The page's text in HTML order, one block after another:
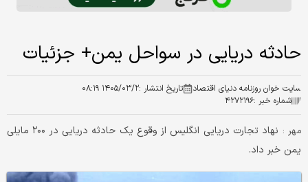
حادثه دریایی در سواحل یمن+ جزئیات
سایت خوان روزنامه دنیای اقتصاد تاریخ انتشار :۱۴۰۵/۰۳/۲ ۰۸:۱۹
شماره خبر :۴۲۷۲۱۹۶
مهر :
نهاد تجارت دریایی انگلیس از وقوع یک حادثه دریایی در ۲۰۰ مایلی
یمن خبر داد.